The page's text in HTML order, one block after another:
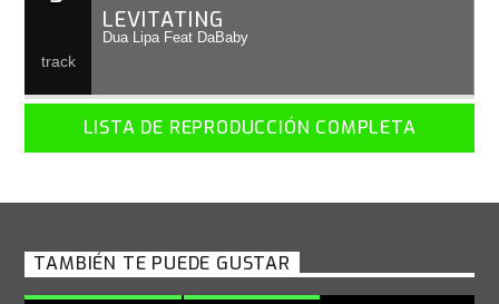
LEVITATING
Dua Lipa Feat DaBaby
LISTA DE REPRODUCCIÓN COMPLETA
TAMBIÉN TE PUEDE GUSTAR